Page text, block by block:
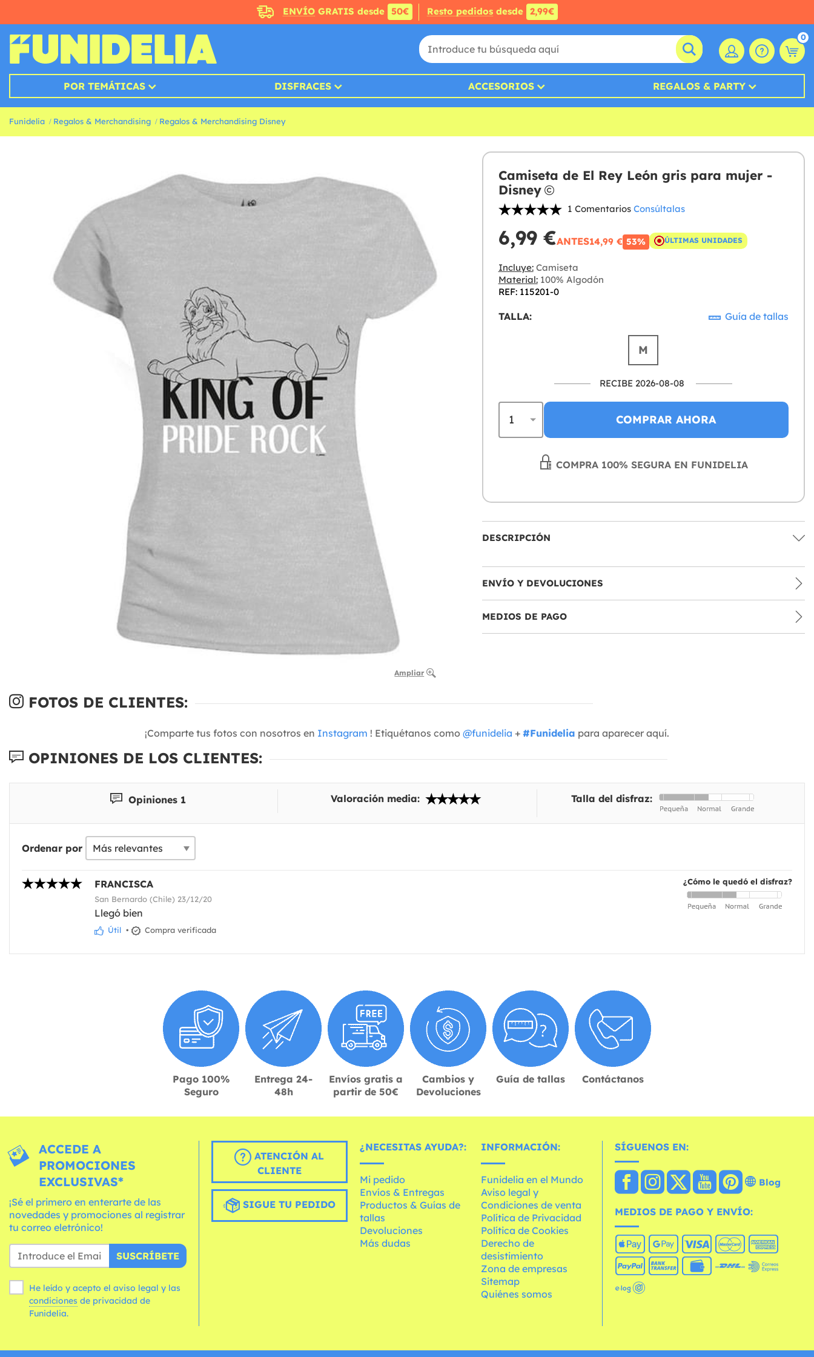
ENVÍOGRATIS desde 50€ Resto pedidosdesde 2,99€
0
POR TEMÁTICAS DISFRACES ACCESORIOS REGALOS & PARTY
Funidelia Regalos & Merchandising Regalos & Merchandising Disney
Ampliar
Camiseta de El Rey León gris para mujer -
Disney
1 Comentarios Consúltalas
6,99 €ANTES14,99 € 53% ÚLTIMAS UNIDADES
Incluye:Camiseta
Material:100% Algodón
REF: 115201-0
TALLA: Guía de tallas
M
RECIBE 2026-08-08
COMPRAR AHORA
COMPRA 100% SEGURA EN FUNIDELIA
DESCRIPCIÓN
ENVÍO Y DEVOLUCIONES
MEDIOS DE PAGO
FOTOS DE CLIENTES:
¡Comparte tus fotos con nosotros en Instagram ! Etiquétanos como @funidelia + #Funidelia para aparecer aquí.
OPINIONES DE LOS CLIENTES:
Opiniones 1 Valoración media: Talla del disfraz:
Ordenar por
¿Cómo le quedó el disfraz?
FRANCISCA
San Bernardo (Chile) 23/12/20
Llegó bien
Útil • Compra verificada
Pago 100%
Seguro
Entrega 24-
48h
Envíos gratis a
partir de 50€
Cambios y
Devoluciones
Guía de tallas Contáctanos
ACCEDE A
PROMOCIONES
EXCLUSIVAS*
¡Sé el primero en enterarte de las
novedades y promociones al registrar
tu correo eletrónico!
SUSCRÍBETE
He leído y acepto el aviso legal y las
condiciones
Funidelia.
ATENCIÓN AL
CLIENTE
SIGUE TU PEDIDO
¿NECESITAS AYUDA?:
Mi pedido
Envíos & Entregas
Productos & Guías de
tallas
Devoluciones
Más dudas
INFORMACIÓN:
Funidelia en el Mundo
Aviso legal y
Condiciones de venta
Política de Privacidad
Política de Cookies
Derecho de
desistimiento
Zona de empresas
Sitemap
Quiénes somos
SÍGUENOS EN:
Blog
MEDIOS DE PAGO Y ENVÍO: